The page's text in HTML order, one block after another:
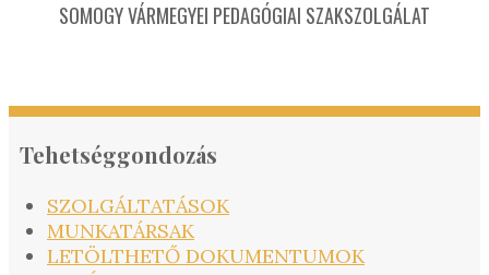
SOMOGY VÁRMEGYEI PEDAGÓGIAI SZAKSZOLGÁLAT
Tehetséggondozás
SZOLGÁLTATÁSOK
MUNKATÁRSAK
LETÖLTHETŐ DOKUMENTUMOK